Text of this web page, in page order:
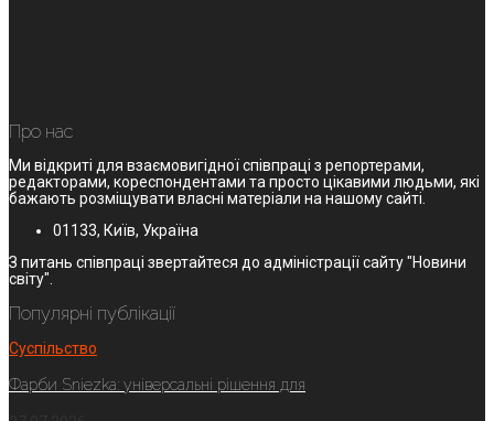
Про нас
Ми відкриті для взаємовигідної співпраці з репортерами,
редакторами, кореспондентами та просто цікавими людьми, які
бажають розміщувати власні матеріали на нашому сайті.
01133, Київ, Україна
З питань співпраці звертайтеся до адміністрації сайту "Новини
світу".
Популярні публікації
Суспільство
Фарби Sniezka: універсальні рішення для